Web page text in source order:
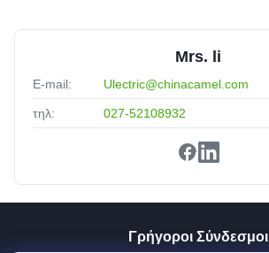
Mrs. li
E-mail: Ulectric@chinacamel.com
τηλ: 027-52108932
Γρήγοροι Σύνδεσμοι